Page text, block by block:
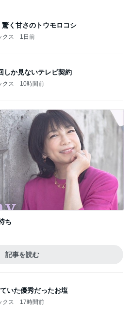
く甘さのトウモロコシ
ス 1日前
しか見ないテレビ契約
ス 10時間前
ち
記事を読む
いた優秀だったお塩
ス 17時間前